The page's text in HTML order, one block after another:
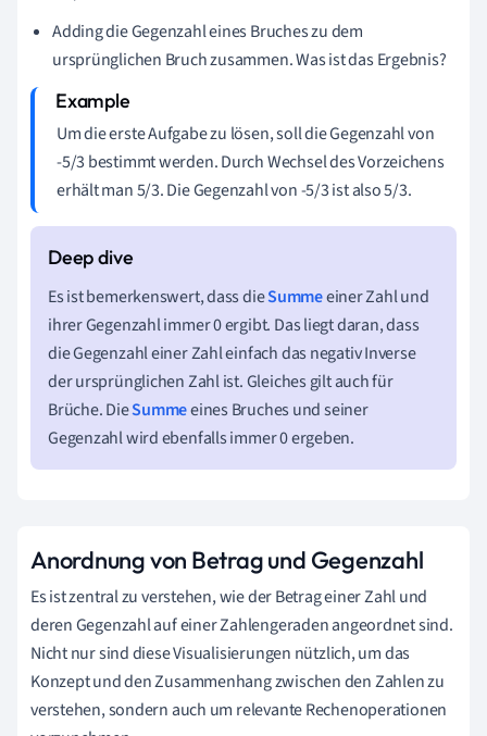
Adding die Gegenzahl eines Bruches zu dem
ursprünglichen Bruch zusammen. Was ist das Ergebnis?
Um die erste Aufgabe zu lösen, soll die Gegenzahl von
-5/3 bestimmt werden. Durch Wechsel des Vorzeichens
erhält man 5/3. Die Gegenzahl von -5/3 ist also 5/3.
Es ist bemerkenswert, dass dieSummeeiner Zahl und
ihrer Gegenzahl immer 0 ergibt. Das liegt daran, dass
die Gegenzahl einer Zahl einfach das negativ Inverse
der ursprünglichen Zahl ist. Gleiches gilt auch für
Brüche. DieSummeeines Bruches und seiner
Gegenzahl wird ebenfalls immer 0 ergeben.
Anordnung von Betrag und Gegenzahl
Es ist zentral zu verstehen, wie der Betrag einer Zahl und
deren Gegenzahl auf einer Zahlengeraden angeordnet sind.
Nicht nur sind diese Visualisierungen nützlich, um das
Konzept und den Zusammenhang zwischen den Zahlen zu
verstehen, sondern auch um relevante Rechenoperationen